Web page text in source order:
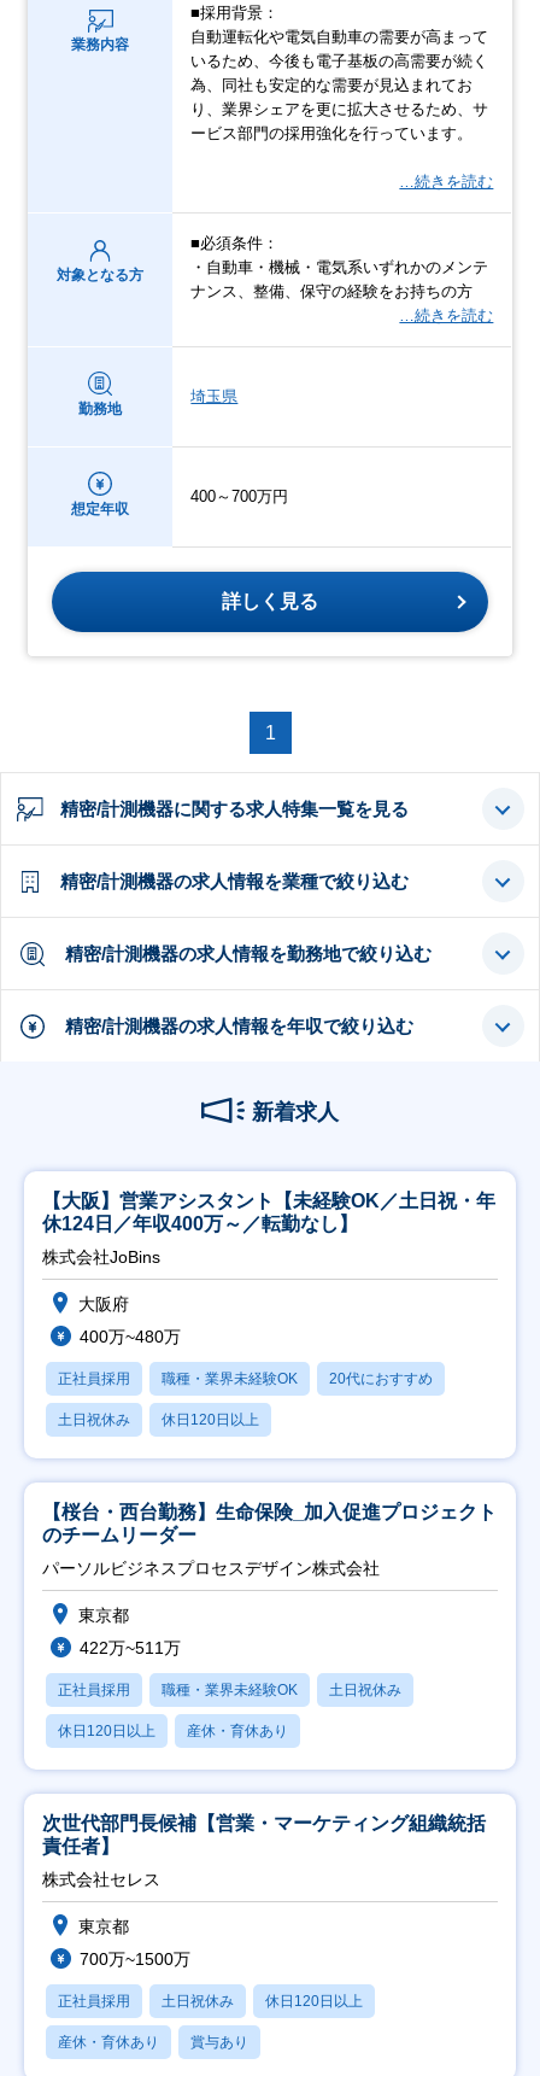
業務内容
■採用背景：
自動運転化や電気自動車の需要が高まって
いるため、今後も電子基板の高需要が続く
為、同社も安定的な需要が見込まれてお
り、業界シェアを更に拡大させるため、サ
ービス部門の採用強化を行っています。
…続きを読む
対象となる方
■必須条件：
・自動車・機械・電気系いずれかのメンテ
ナンス、整備、保守の経験をお持ちの方
…続きを読む
勤務地
埼玉県
想定年収
400～700万円
詳しく見る
1
精密/計測機器に関する求人特集一覧を見る
精密/計測機器の求人情報を業種で絞り込む
精密/計測機器の求人情報を勤務地で絞り込む
精密/計測機器の求人情報を年収で絞り込む
新着求人
【大阪】営業アシスタント【未経験OK／土日祝・年
休124日／年収400万～／転勤なし】
株式会社JoBins
大阪府
400万~480万
正社員採用 職種・業界未経験OK 20代におすすめ
土日祝休み 休日120日以上
【桜台・西台勤務】生命保険_加入促進プロジェクト
のチームリーダー
パーソルビジネスプロセスデザイン株式会社
東京都
422万~511万
正社員採用 職種・業界未経験OK 土日祝休み
休日120日以上 産休・育休あり
次世代部門長候補【営業・マーケティング組織統括
責任者】
株式会社セレス
東京都
700万~1500万
正社員採用 土日祝休み 休日120日以上
産休・育休あり 賞与あり